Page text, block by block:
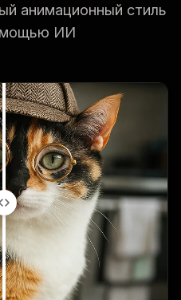
анимационный стиль
ИИ